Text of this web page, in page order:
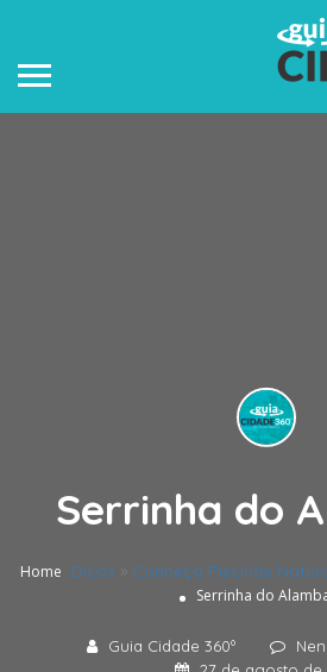
Serrinha do
Home Dicas Conheça Piscinas
Serrinha do
Guia Cidade 360º